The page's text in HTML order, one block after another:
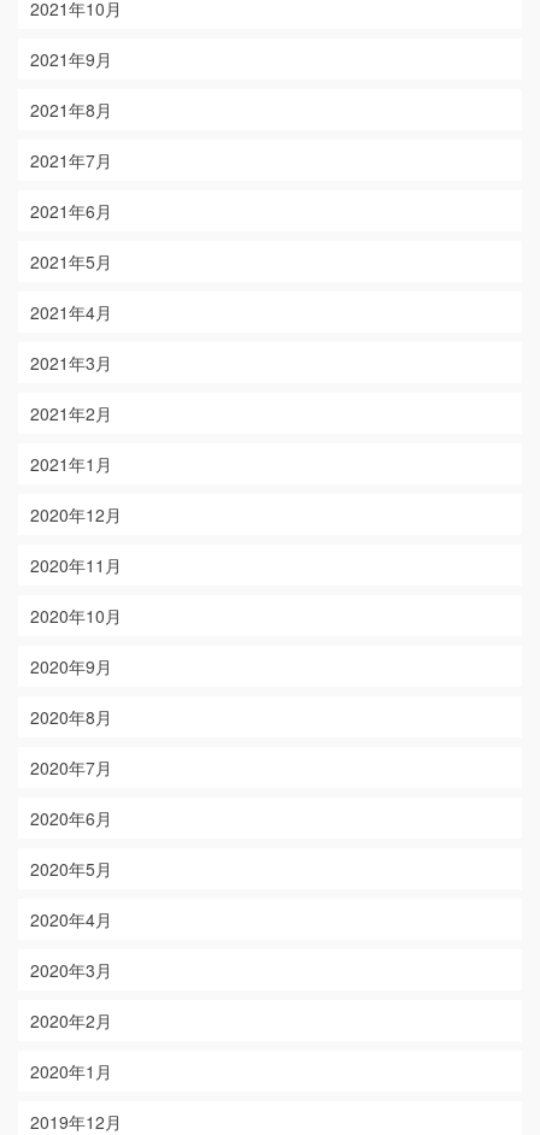
2021年10月
2021年9月
2021年8月
2021年7月
2021年6月
2021年5月
2021年4月
2021年3月
2021年2月
2021年1月
2020年12月
2020年11月
2020年10月
2020年9月
2020年8月
2020年7月
2020年6月
2020年5月
2020年4月
2020年3月
2020年2月
2020年1月
2019年12月